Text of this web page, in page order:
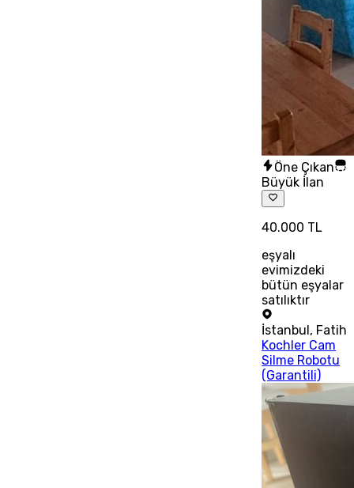
Öne Çıkan
Büyük İlan
40.000 TL
eşyalı
evimizdeki
bütün eşyalar
satılıktır
İstanbul , Fatih
Kochler Cam
Silme Robotu
(Garantili)